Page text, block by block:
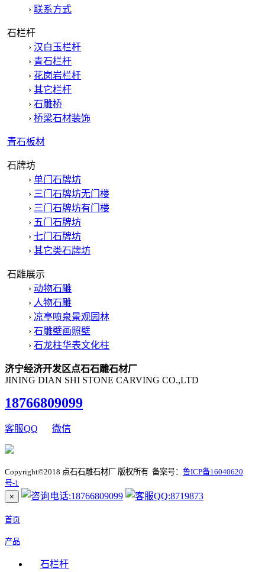
› 联系方式
石栏杆
› 汉白玉栏杆
› 青石栏杆
› 花岗岩栏杆
› 其它栏杆
› 石雕桥
› 桥梁石材装饰
青石板材
石牌坊
› 单门石牌坊
› 三门石牌坊无门楼
› 三门石牌坊有门楼
› 五门石牌坊
› 七门石牌坊
› 其它类石牌坊
石雕展示
› 动物石雕
› 人物石雕
› 凉亭喷泉景观园林
› 石雕壁画照壁
› 石龙柱华表文化柱
济宁经济开发区点石石雕石材厂
JINING DIAN SHI STONE CARVING CO.,LTD
18766809099
客服QQ 微信
Copyright©2018 点石石雕石材厂 版权所有 备案号： 鲁ICP备16040620
号-1
×
首页
产品
石栏杆